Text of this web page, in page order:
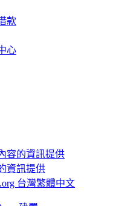
款
心
容的資訊提供
資訊提供
台灣繁體中文